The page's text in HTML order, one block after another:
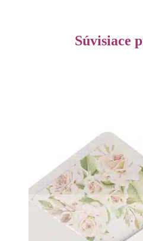
Súvisiace